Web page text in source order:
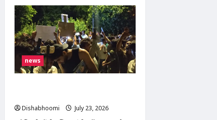
मोदीनगर
में
तीसरे
दिन
भी
जारी
रहा
भीम
आर्मी-
आजाद
समाज
छात्रों
news
Dishabhoomi
July 23, 2026